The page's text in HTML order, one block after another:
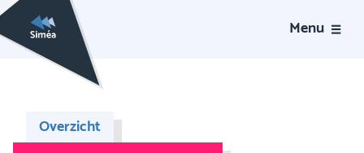
Menu
Overzicht